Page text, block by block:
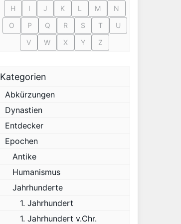
H
I J K L M
N
O
P Q R S T
U
V
W X Y Z
Kategorien
Abkürzungen
Dynastien
Entdecker
Epochen
Antike
Humanismus
Jahrhunderte
1. Jahrhundert
1. Jahrhundert v.Chr.